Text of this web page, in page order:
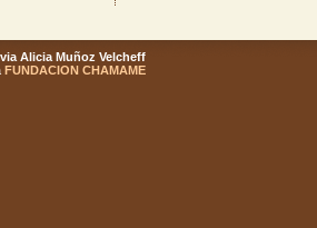
Alicia Muñoz Velcheff
FUNDACION CHAMAME